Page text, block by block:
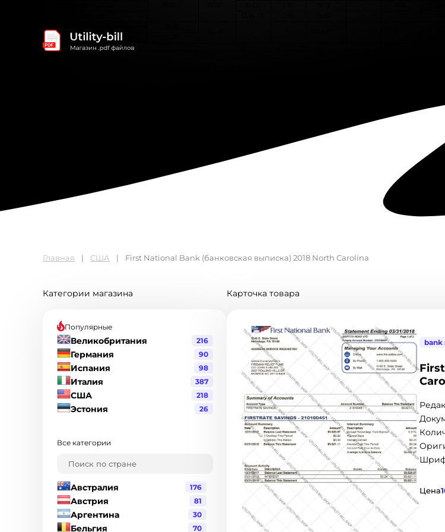
Главная США First National Bank (банковская выписка) 2018 North Carolina
Категории магазина
Популярные
Великобритания 216
Германия 90
Испания 98
Италия 387
США 218
Эстония 26
Все категории
Австралия 176
Австрия 81
Аргентина 30
Бельгия 70
Карточка товара
bank
Цена
$